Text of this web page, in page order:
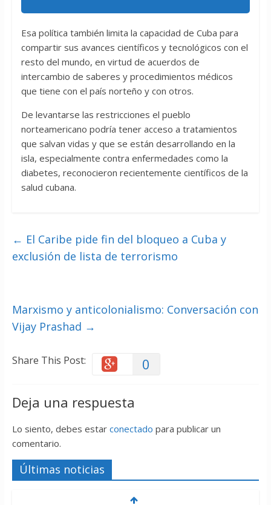
Esa política también limita la capacidad de Cuba para
compartir sus avances científicos y tecnológicos con el
resto del mundo, en virtud de acuerdos de
intercambio de saberes y procedimientos médicos
que tiene con el país norteño y con otros.
De levantarse las restricciones el pueblo
norteamericano podría tener acceso a tratamientos
que salvan vidas y que se están desarrollando en la
isla, especialmente contra enfermedades como la
diabetes, reconocieron recientemente científicos de la
salud cubana.
← El Caribe pide fin del bloqueo a Cuba y
exclusión de lista de terrorismo
Marxismo y anticolonialismo: Conversación con
Vijay Prashad →
Share This Post: 0
Deja una respuesta
Lo siento, debes estar conectado para publicar un
comentario.
Últimas noticias